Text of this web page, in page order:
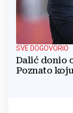
SVE DOGOVORIO
Dalić donio
Poznato